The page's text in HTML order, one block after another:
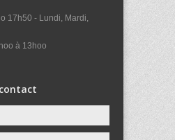
17h50 - Lundi, Mardi,
à 13hoo